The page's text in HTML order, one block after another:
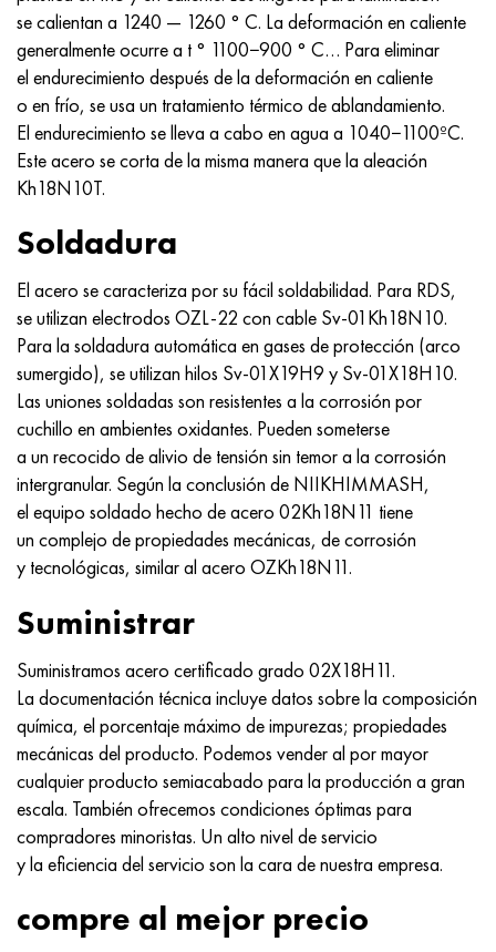
se calientan a 1240 — 1260 ° C. La deformación en caliente
generalmente ocurre a t ° 1100−900 ° C… Para eliminar
el endurecimiento después de la deformación en caliente
o en frío, se usa un tratamiento térmico de ablandamiento.
El endurecimiento se lleva a cabo en agua a 1040−1100ºС.
Este acero se corta de la misma manera que la aleación
Kh18N10T.
Soldadura
El acero se caracteriza por su fácil soldabilidad. Para RDS,
se utilizan electrodos OZL-22 con cable Sv-01Kh18N10.
Para la soldadura automática en gases de protección (arco
sumergido), se utilizan hilos Sv-01X19H9 y Sv-01X18H10.
Las uniones soldadas son resistentes a la corrosión por
cuchillo en ambientes oxidantes. Pueden someterse
a un recocido de alivio de tensión sin temor a la corrosión
intergranular. Según la conclusión de NIIKHIMMASH,
el equipo soldado hecho de acero 02Kh18N11 tiene
un complejo de propiedades mecánicas, de corrosión
y tecnológicas, similar al acero OZKh18N11.
Suministrar
Suministramos acero certificado grado 02X18H11.
La documentación técnica incluye datos sobre la composición
química, el porcentaje máximo de impurezas; propiedades
mecánicas del producto. Podemos vender al por mayor
cualquier producto semiacabado para la producción a gran
escala. También ofrecemos condiciones óptimas para
compradores minoristas. Un alto nivel de servicio
y la eficiencia del servicio son la cara de nuestra empresa.
compre al mejor precio